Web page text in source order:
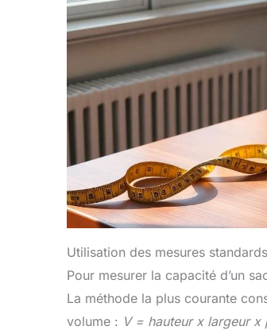
Utilisation des mesures standards
Pour mesurer la capacité d’un
La méthode la plus courante
volume : V = hauteur x largeur x